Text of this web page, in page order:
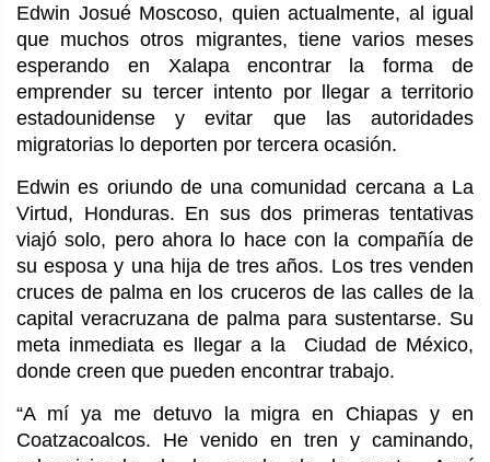
Edwin Josué Moscoso, quien actualmente, al igual
que muchos otros migrantes, tiene varios meses
esperando en Xalapa encontrar la forma de
emprender su tercer intento por llegar a territorio
estadounidense y evitar que las autoridades
migratorias lo deporten por tercera ocasión.
Edwin es oriundo de una comunidad cercana a La
Virtud, Honduras. En sus dos primeras tentativas
viajó solo, pero ahora lo hace con la compañía de
su esposa y una hija de tres años. Los tres venden
cruces de palma en los cruceros de las calles de la
capital veracruzana de palma para sustentarse. Su
meta inmediata es llegar a la Ciudad de México,
donde creen que pueden encontrar trabajo.
“A mí ya me detuvo la migra en Chiapas y en
Coatzacoalcos. He venido en tren y caminando,